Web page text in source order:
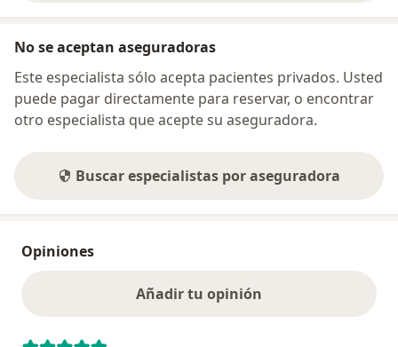
No se aceptan aseguradoras
Este especialista sólo acepta pacientes privados. Usted
puede pagar directamente para reservar, o encontrar
otro especialista que acepte su aseguradora.
Buscar especialistas por aseguradora
Opiniones
Añadir tu opinión